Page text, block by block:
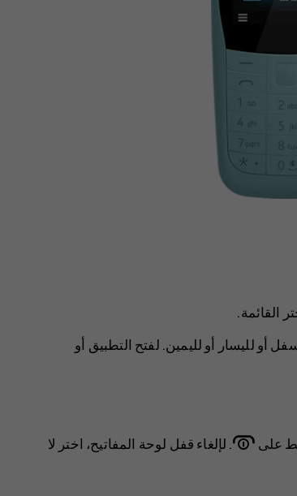
القائمة.
أو لليسار أو لليمين. لفتح التطبيق أو
على . لإلغاء قفل لوحة المفاتيح، اختر لا